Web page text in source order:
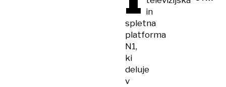
in
spletna
platforma
N1,
ki
deluje
v
Ruse